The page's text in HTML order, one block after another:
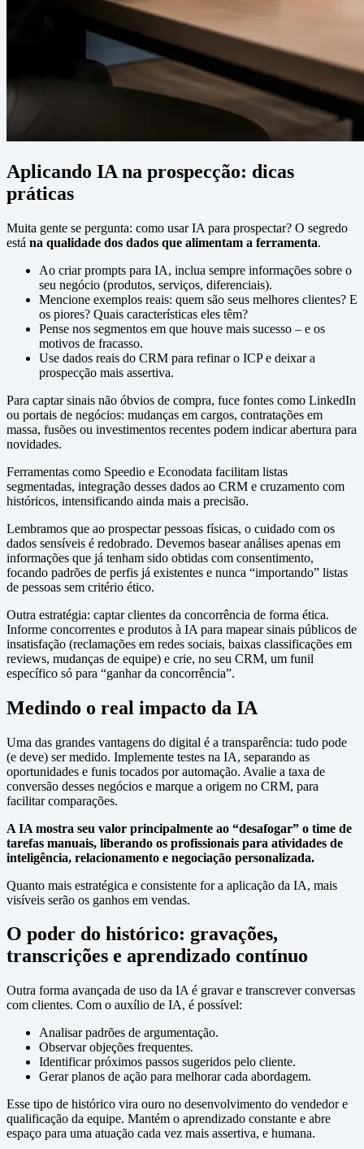
Aplicando IA na prospecção: dicas
práticas
Muita gente se pergunta: como usar IA para prospectar? O segredo
está na qualidade dos dados que alimentam a ferramenta.
Ao criar prompts para IA, inclua sempre informações sobre o
seu negócio (produtos, serviços, diferenciais).
Mencione exemplos reais: quem são seus melhores clientes? E
os piores? Quais características eles têm?
Pense nos segmentos em que houve mais sucesso – e os
motivos de fracasso.
Use dados reais do CRM para refinar o ICP e deixar a
prospecção mais assertiva.
Para captar sinais não óbvios de compra, fuce fontes como LinkedIn
ou portais de negócios: mudanças em cargos, contratações em
massa, fusões ou investimentos recentes podem indicar abertura para
novidades.
Ferramentas como Speedio e Econodata facilitam listas
segmentadas, integração desses dados ao CRM e cruzamento com
históricos, intensificando ainda mais a precisão.
Lembramos que ao prospectar pessoas físicas, o cuidado com os
dados sensíveis é redobrado. Devemos basear análises apenas em
informações que já tenham sido obtidas com consentimento,
focando padrões de perfis já existentes e nunca “importando” listas
de pessoas sem critério ético.
Outra estratégia: captar clientes da concorrência de forma ética.
Informe concorrentes e produtos à IA para mapear sinais públicos de
insatisfação (reclamações em redes sociais, baixas classificações em
reviews, mudanças de equipe) e crie, no seu CRM, um funil
específico só para “ganhar da concorrência”.
Medindo o real impacto da IA
Uma das grandes vantagens do digital é a transparência: tudo pode
(e deve) ser medido. Implemente testes na IA, separando as
oportunidades e funis tocados por automação. Avalie a taxa de
conversão desses negócios e marque a origem no CRM, para
facilitar comparações.
A IA mostra seu valor principalmente ao “desafogar” o time de
tarefas manuais, liberando os profissionais para atividades de
inteligência, relacionamento e negociação personalizada.
Quanto mais estratégica e consistente for a aplicação da IA, mais
visíveis serão os ganhos em vendas.
O poder do histórico: gravações,
transcrições e aprendizado contínuo
Outra forma avançada de uso da IA é gravar e transcrever conversas
com clientes. Com o auxílio de IA, é possível:
Analisar padrões de argumentação.
Observar objeções frequentes.
Identificar próximos passos sugeridos pelo cliente.
Gerar planos de ação para melhorar cada abordagem.
Esse tipo de histórico vira ouro no desenvolvimento do vendedor e
qualificação da equipe. Mantém o aprendizado constante e abre
espaço para uma atuação cada vez mais assertiva, e humana.